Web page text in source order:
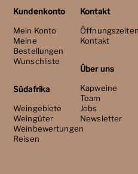
Kundenkonto
Mein Konto
Meine
Bestellungen
Wunschliste
Südafrika
Weingebiete
Weingüter
Weinbewertungen
Reisen
Kontakt
Kontakt
Über uns
Kapweine
Team
Jobs
Newsletter